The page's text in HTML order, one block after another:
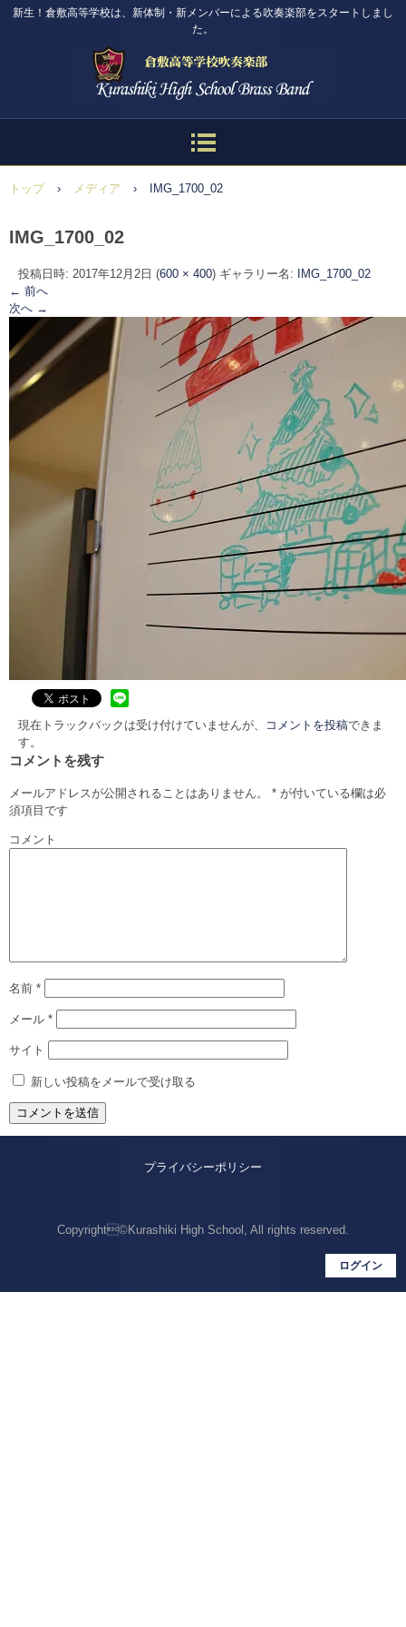
新生！倉敷高等学校は、新体制・新メンバーによる吹奏楽部をスタートしまし
た。
トップ › メディア › IMG_1700_02
IMG_1700_02
投稿日時: 2017年12月2日 (600 × 400) ギャラリー名:
IMG_1700_02
← 前へ
次へ →
現在トラックバックは受け付けていませんが、 コメントを投稿できま
す。
コメントを残す
メールアドレスが公開されることはありません。 * が付いている欄は必
須項目です
コメント
名前 *
メール *
サイト
新しい投稿をメールで受け取る
プライバシーポリシー
Copyright©Kurashiki High School, All rights reserved.
ログイン